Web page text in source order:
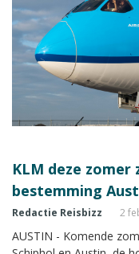
KLM deze
bestemming
Redactie Reisbizz 2
AUSTIN - Komende